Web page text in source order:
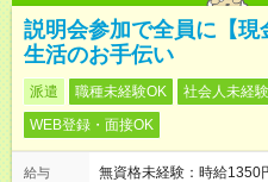
説明会参加で全員に【現
生活のお手伝い
派遣 職種未経験OK 社会人未経
WEB登録・面接OK
給与
無資格未経験：時給